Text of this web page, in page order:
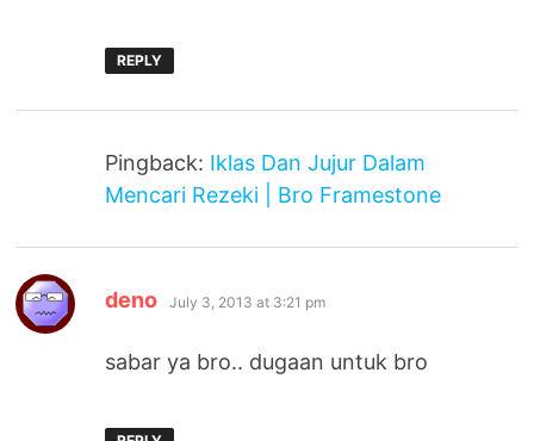
REPLY
Pingback: Iklas Dan Jujur Dalam
Mencari Rezeki | Bro Framestone
deno says:
July 3, 2013 at 3:21 pm
sabar ya bro.. dugaan untuk bro